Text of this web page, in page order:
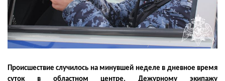
Происшествие случилось на минувшей неделе в дневное время
суток в областном центре. Дежурному экипажу